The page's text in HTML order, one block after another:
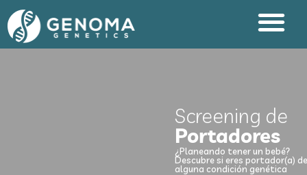
Screening de
Portadores
¿Planeando tener un bebé?
Descubre si eres portador(a) de
alguna condición genética